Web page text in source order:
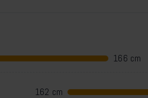
166 cm
162 cm